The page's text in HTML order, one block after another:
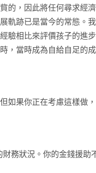
的，因此將任何尋求經
軌跡已是當今的常態。
驗相比來評價孩子的進
，當時成為自給自足的
如果你正在考慮這樣做
務狀況。你的金錢援助